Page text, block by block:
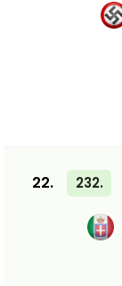
22. 232.